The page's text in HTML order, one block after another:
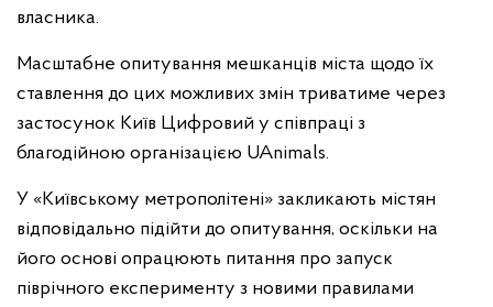
власника.
Масштабне опитування мешканців міста щодо їх
ставлення до цих можливих змін триватиме через
застосунок Київ Цифровий у співпраці з
благодійною організацією UAnimals.
У «Київському метрополітені» закликають містян
відповідально підійти до опитування, оскільки на
його основі опрацюють питання про запуск
піврічного експерименту з новими правилами